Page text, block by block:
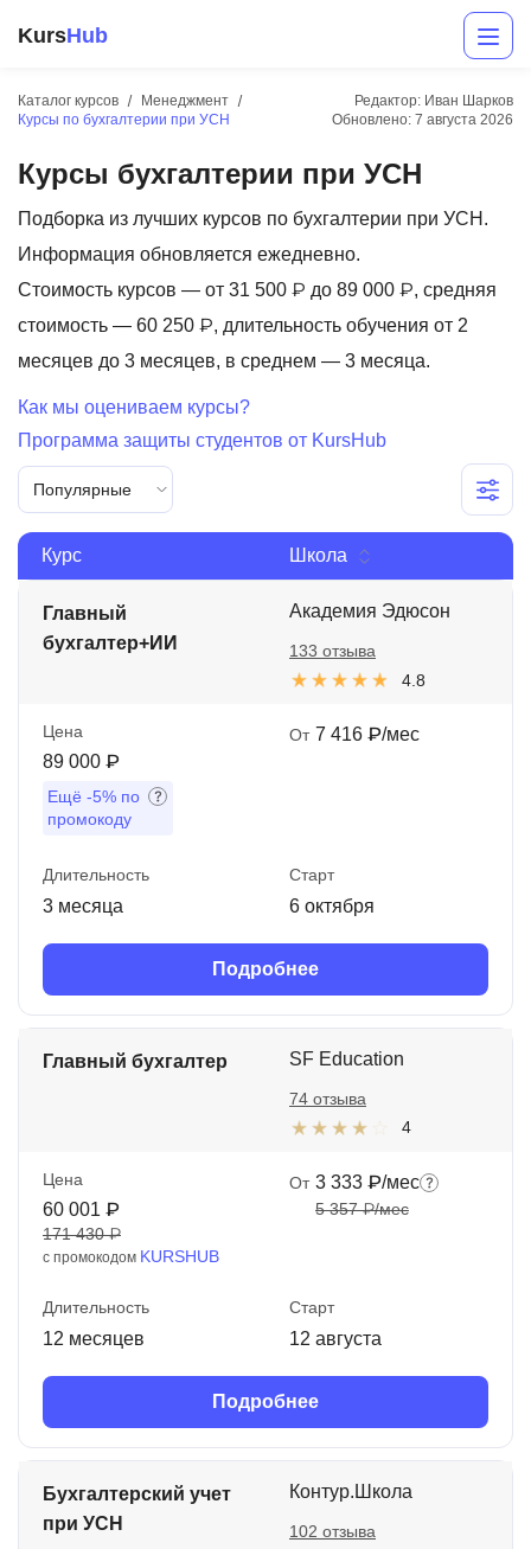
KursHub
Каталог курсов
Менеджмент
Курсы по бухгалтерии при УСН
Редактор: Иван Шарков
Обновлено: 7 августа 2026
Курсы бухгалтерии при УСН
Подборка из лучших курсов по бухгалтерии при УСН.
Информация обновляется ежедневно.
Стоимость курсов — от 31 500 ₽ до 89 000 ₽, средняя
стоимость — 60 250 ₽, длительность обучения от 2
месяцев до 3 месяцев, в среднем — 3 месяца.
Как мы оцениваем курсы?
Программа защиты студентов от KursHub
Популярные
Курс Школа
Главный
бухгалтер+ИИ
Академия Эдюсон
4.8
133 отзыва
Цена
89 000 ₽
Ещё -5% по
промокоду
От 7 416 ₽/мес
Длительность
3 месяца
Старт
6 октября
Подробнее
Главный бухгалтер SF Education
4
74 отзыва
Цена
60 001 ₽
171 430 ₽
с промокодом KURSHUB
От 3 333 ₽/мес
5 357 ₽/мес
Длительность
12 месяцев
Старт
12 августа
Подробнее
Бухгалтерский учет
при УСН
Контур.Школа
102 отзыва
Разработка
Маркетинг
Дизайн
Аналитика
Менеджмент
Иностранные языки
Soft Skills
ДПО
Акции и промокоды
Рейтинг онлайн-школ